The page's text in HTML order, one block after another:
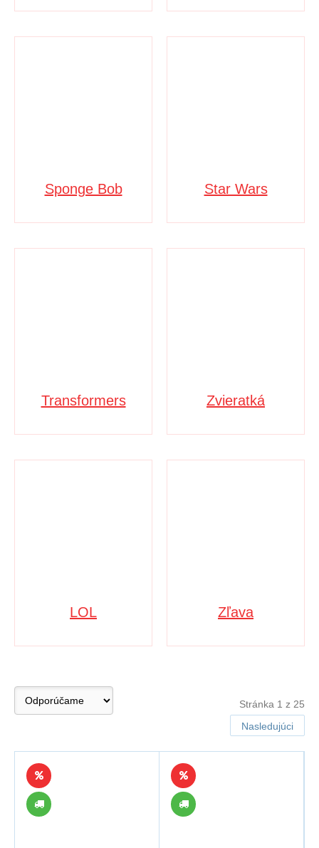
Sponge Bob Star Wars
Transformers Zvieratká
LOL Zľava
Stránka 1 z 25
Nasledujúci